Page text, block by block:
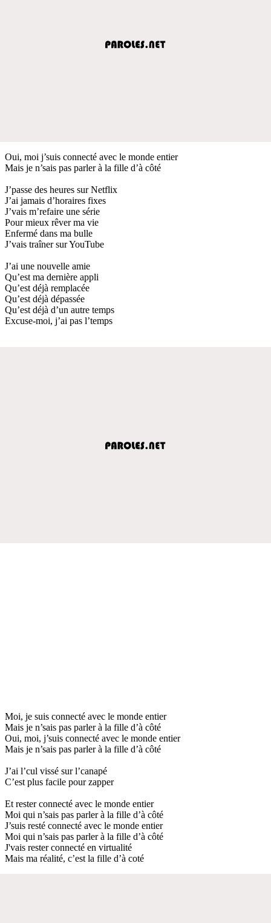
Oui, moi j’suis connecté avec le monde entier
Mais je n’sais pas parler à la fille d’à côté
J’passe des heures sur Netflix
J’ai jamais d’horaires fixes
J’vais m’refaire une série
Pour mieux rêver ma vie
Enfermé dans ma bulle
J’vais traîner sur YouTube
J’ai une nouvelle amie
Qu’est ma dernière appli
Qu’est déjà remplacée
Qu’est déjà dépassée
Qu’est déjà d’un autre temps
Excuse-moi, j’ai pas l’temps
Moi, je suis connecté avec le monde entier
Mais je n’sais pas parler à la fille d’à côté
Oui, moi, j’suis connecté avec le monde entier
Mais je n’sais pas parler à la fille d’à côté
J’ai l’cul vissé sur l’canapé
C’est plus facile pour zapper
Et rester connecté avec le monde entier
Moi qui n’sais pas parler à la fille d’à côté
J’suis resté connecté avec le monde entier
Moi qui n’sais pas parler à la fille d’à côté
J'vais rester connecté en virtualité
Mais ma réalité, c’est la fille d’à coté